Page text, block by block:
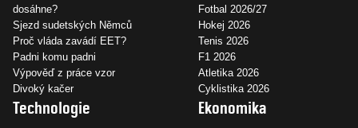
dosáhne?
Sjezd sudetských Němců
Proč vláda zavádí EET?
Padni komu padni
Výpověď z práce vzor
Divoký kačer
Fotbal 2026/27
Hokej 2026
Tenis 2026
F1 2026
Atletika 2026
Cyklistika 2026
Technologie Ekonomika